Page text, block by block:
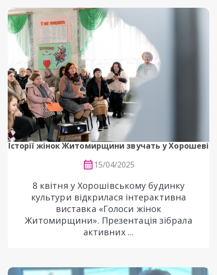
Історії жінок Житомирщини звучать у Хорошеві
15/04/2025
8 квітня у Хорошівському будинку
культури відкрилася інтерактивна
виставка «Голоси жінок
Житомирщини». Презентація зібрала
активних ...